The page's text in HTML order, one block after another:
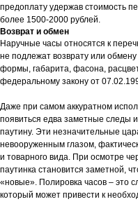
предоплату удержав стоимость
более 1500-2000 рублей.
Возврат и обмен
Наручные часы относятся к
не подлежат возврату или
формы, габарита, фасона,
федеральному закону от
Даже при самом аккуратном
появиться едва заметные следы
паутину. Эти незначительные
невооруженным глазом,
и товарного вида. При осмотре
паутинка становится заметной,
«новые». Полировка часов – это
который может привести к